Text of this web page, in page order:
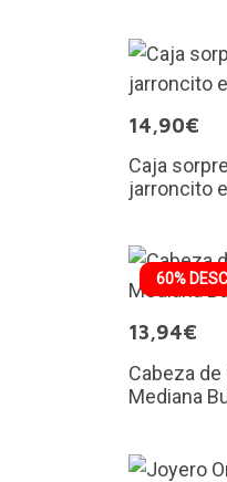
14,90€
Caja
jarroncito
60%
13,94€
Cabeza
Mediana